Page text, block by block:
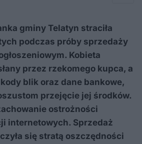
gminy Telatyn straciła
podczas próby sprzedaży
Kobieta
przez rzekomego kupca, a
blik oraz dane bankowe,
przejęcie jej środków.
ostrożności
internetowych. Sprzedaż
się stratą oszczędności